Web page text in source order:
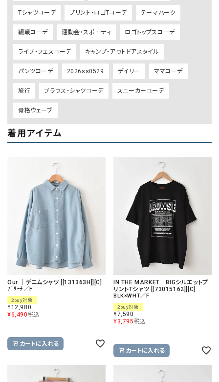
Tシャツコーデ プリント・ロゴTコーデ テーマパーク
観戦コーデ 運動会・スポーティ ロゴトップスコーデ
ライブ・フェスコーデ キャンプ・アウトドアスタイル
パンツコーデ 2026ss0529 デイリー ママコーデ
旅行 ブラウス・シャツコーデ スニーカーコーデ
骨格ウェーブ
着用アイテム
Our.｜デニムシャツ [[131363H]][C]
ﾌﾞﾘｰﾁ／F
2buy対象
¥12,980
¥6,490税込
カートに入れる
IN THE MARKET｜BIGシルエットプ
リントTシャツ [[73015162]][C]
BLK×WHT／F
2buy対象
¥7,590
¥3,795税込
カートに入れる